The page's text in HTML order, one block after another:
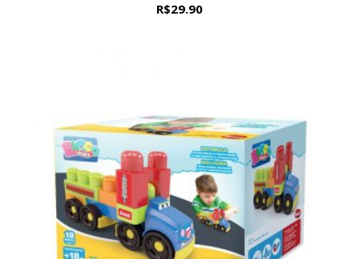
R$29.90